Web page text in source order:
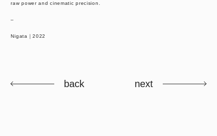
raw power and cinematic precision.
–
Nigata｜2022
back next